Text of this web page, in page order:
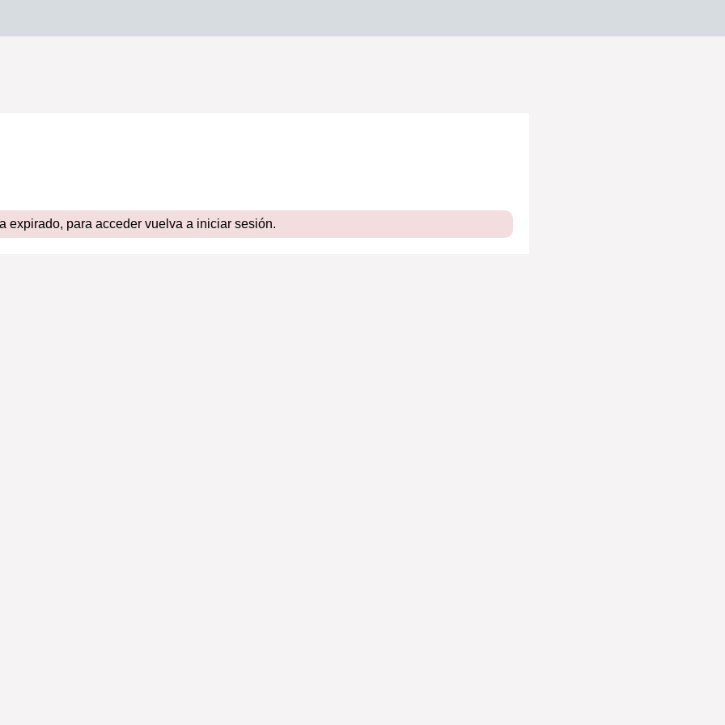
expirado, para acceder vuelva a iniciar sesión.